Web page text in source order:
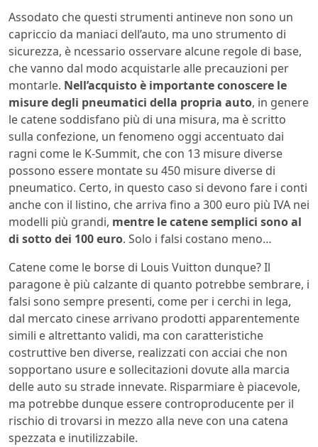
Assodato che questi strumenti antineve non sono un
capriccio da maniaci dell’auto, ma uno strumento di
sicurezza, è ncessario osservare alcune regole di base,
che vanno dal modo acquistarle alle precauzioni per
montarle. Nell’acquisto è importante conoscere le
misure degli pneumatici della propria auto, in genere
le catene soddisfano più di una misura, ma è scritto
sulla confezione, un fenomeno oggi accentuato dai
ragni come le K-Summit, che con 13 misure diverse
possono essere montate su 450 misure diverse di
pneumatico. Certo, in questo caso si devono fare i conti
anche con il listino, che arriva fino a 300 euro più IVA nei
modelli più grandi, mentre le catene semplici sono al
di sotto dei 100 euro. Solo i falsi costano meno…
Catene come le borse di Louis Vuitton dunque? Il
paragone è più calzante di quanto potrebbe sembrare, i
falsi sono sempre presenti, come per i cerchi in lega,
dal mercato cinese arrivano prodotti apparentemente
simili e altrettanto validi, ma con caratteristiche
costruttive ben diverse, realizzati con acciai che non
sopportano usure e sollecitazioni dovute alla marcia
delle auto su strade innevate. Risparmiare è piacevole,
ma potrebbe dunque essere controproducente per il
rischio di trovarsi in mezzo alla neve con una catena
spezzata e inutilizzabile.